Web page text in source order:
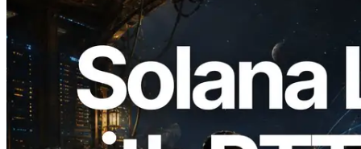
2026.08.05
ERPC का Solana Leader Slot API अब 7